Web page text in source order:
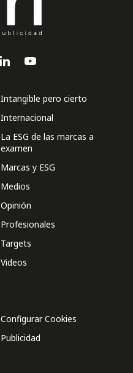
Intangible pero cierto
Internacional
La ESG de las marcas a
examen
Marcas y ESG
Medios
Opinión
Profesionales
Targets
Videos
Configurar Cookies
Publicidad